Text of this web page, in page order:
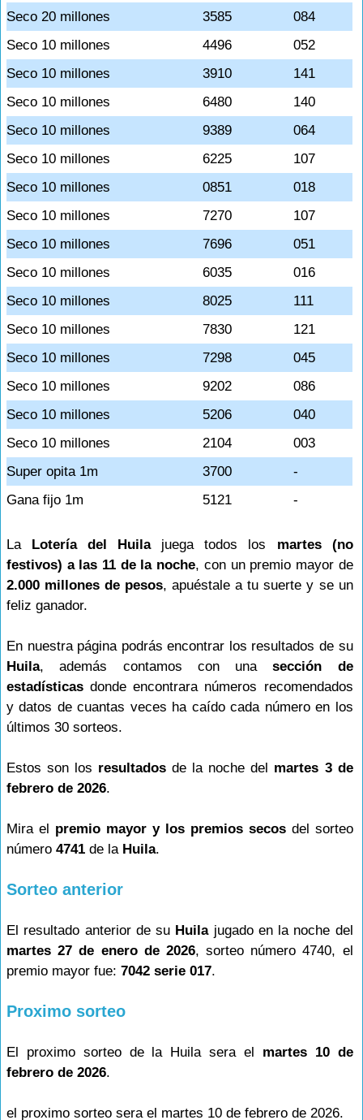
Seco 20 millones
3585
084
Seco 10 millones
4496
052
Seco 10 millones
3910
141
Seco 10 millones
6480
140
Seco 10 millones
9389
064
Seco 10 millones
6225
107
Seco 10 millones
0851
018
Seco 10 millones
7270
107
Seco 10 millones
7696
051
Seco 10 millones
6035
016
Seco 10 millones
8025
111
Seco 10 millones
7830
121
Seco 10 millones
7298
045
Seco 10 millones
9202
086
Seco 10 millones
5206
040
Seco 10 millones
2104
003
Super opita 1m
3700
-
Gana fijo 1m
5121 -
La Lotería del Huilajuega todos los martes (no
festivos) a las 11 de la noche, con un premio mayor de
2.000 millones de pesos, apuéstale a tu suerte y se un
feliz ganador.
En nuestra página podrás encontrar los resultados de su
Huila, además contamos con unasección de
estadísticas donde encontrara números recomendados
y datos de cuantas veces ha caído cada número en los
últimos 30 sorteos.
Estos son los resultados de la noche del martes 3 de
febrero de 2026.
Mira el premio mayor y los premios secosdel sorteo
número 4741 de la Huila.
Sorteo anterior
El resultado anterior de su Huilajugado en la noche del
martes 27 de enero de 2026, sorteo número 4740, el
premio mayor fue: 7042 serie 017.
Proximo sorteo
El proximo sorteo de la Huila sera el martes 10 de
febrero de 2026.
el proximo sorteo sera el martes 10 de febrero de 2026.